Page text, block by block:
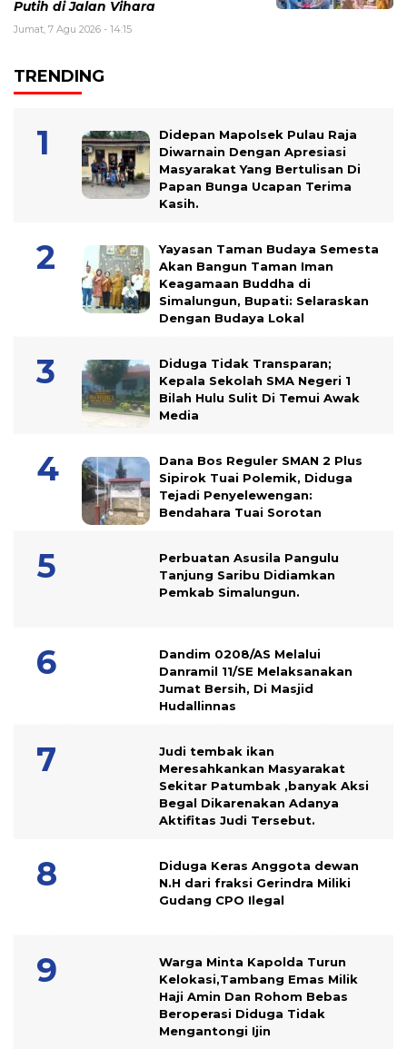
Putih di Jalan Vihara
Jumat, 7 Agu 2026 - 14:15
TRENDING
Didepan Mapolsek Pulau Raja
Diwarnain Dengan Apresiasi
Masyarakat Yang Bertulisan Di
Papan Bunga Ucapan Terima
Kasih.
Yayasan Taman Budaya Semesta
Akan Bangun Taman Iman
Keagamaan Buddha di
Simalungun, Bupati: Selaraskan
Dengan Budaya Lokal
Diduga Tidak Transparan;
Kepala Sekolah SMA Negeri 1
Bilah Hulu Sulit Di Temui Awak
Media
Dana Bos Reguler SMAN 2 Plus
Sipirok Tuai Polemik, Diduga
Tejadi Penyelewengan:
Bendahara Tuai Sorotan
Perbuatan Asusila Pangulu
Tanjung Saribu Didiamkan
Pemkab Simalungun.
Dandim 0208/AS Melalui
Danramil 11/SE Melaksanakan
Jumat Bersih, Di Masjid
Hudallinnas
Judi tembak ikan
Meresahkankan Masyarakat
Sekitar Patumbak ,banyak Aksi
Begal Dikarenakan Adanya
Aktifitas Judi Tersebut.
Diduga Keras Anggota dewan
N.H dari fraksi Gerindra Miliki
Gudang CPO Ilegal
Warga Minta Kapolda Turun
Kelokasi,Tambang Emas Milik
Haji Amin Dan Rohom Bebas
Beroperasi Diduga Tidak
Mengantongi Ijin